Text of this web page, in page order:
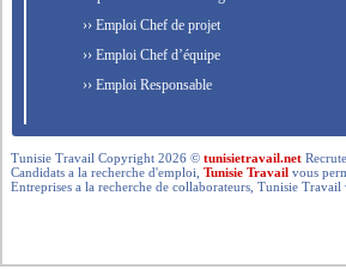
›› Emploi Chef de projet
›› Emploi Chef d’équipe
›› Emploi Responsable
Tunisie Travail Copyright 2026 ©tunisietravail.net
Candidats a la recherche d'emploi,Tunisie Travail vous
Entreprises a la recherche de collaborateurs, Tunisie